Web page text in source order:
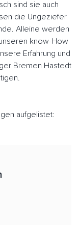
sind sie auch
die Ungeziefer
Alleine werden
know-How
Erfahrung und
Bremen Hastedt
aufgelistet: